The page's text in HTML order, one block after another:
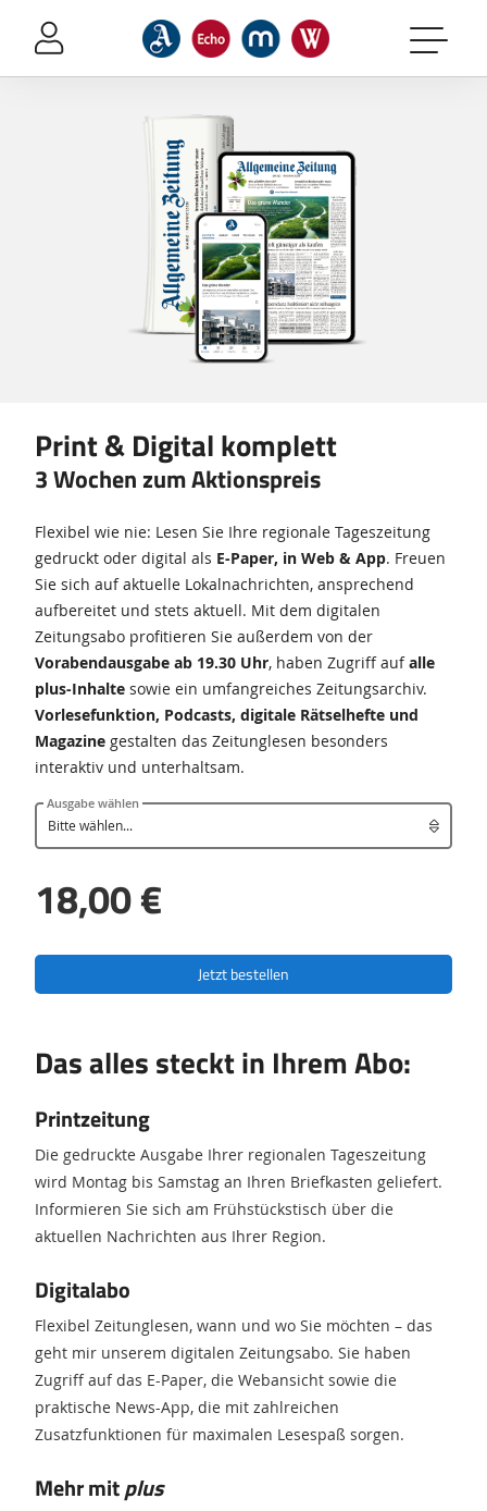
Sprung-
Navigation
Header
Inhalt
Footer
Produktdetailseite
Das
Print & Digital komplett
3 Wochen zum Aktionspreis
Flexibel wie nie: Lesen Sie Ihre regionale Tageszeitung
gedruckt oder digital als E-Paper, in Web & App. Freuen
Sie sich auf aktuelle Lokalnachrichten, ansprechend
aufbereitet und stets aktuell. Mit dem digitalen
Zeitungsabo profitieren Sie außerdem von der
Vorabendausgabe ab 19.30 Uhr, haben Zugriff aufalle
plus-Inhalte sowie ein umfangreiches Zeitungsarchiv.
Vorlesefunktion, Podcasts, digitale Rätselhefte und
Magazine gestalten das Zeitunglesen besonders
interaktiv und unterhaltsam.
Ausgabe wählen
18,00 €
Jetzt bestellen
Das alles steckt in Ihrem Abo:
Printzeitung
Die gedruckte Ausgabe Ihrer regionalen Tageszeitung
wird Montag bis Samstag an Ihren Briefkasten geliefert.
Informieren Sie sich am Frühstückstisch über die
aktuellen Nachrichten aus Ihrer Region.
Digitalabo
Flexibel Zeitunglesen, wann und wo Sie möchten – das
geht mir unserem digitalen Zeitungsabo. Sie haben
Zugriff auf das E-Paper, die Webansicht sowie die
praktische News-App, die mit zahlreichen
Zusatzfunktionen für maximalen Lesespaß sorgen.
Mehr mitplus